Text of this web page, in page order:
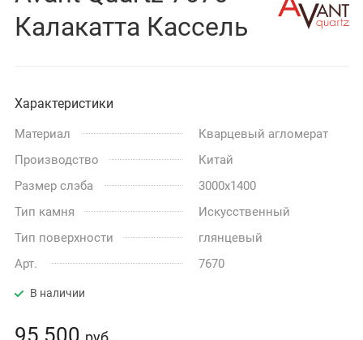
Калакатта Кассель
Характеристики
Материал
Кварцевый агломерат
Производство
Китай
Размер слэба
3000x1400
Тип камня
Искусственный
Тип поверхности
глянцевый
Арт.
7670
В наличии